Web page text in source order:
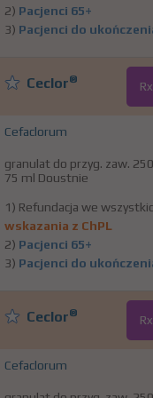
2) Pacjenci 65+
3) Pacjenci do
Ceclor® Rx
Cefaclorum
granulat do przyg. zaw.
75 ml Doustnie
1) Refundacja we
wskazania z ChPL
2) Pacjenci 65+
3) Pacjenci do
Ceclor® Rx
Cefaclorum